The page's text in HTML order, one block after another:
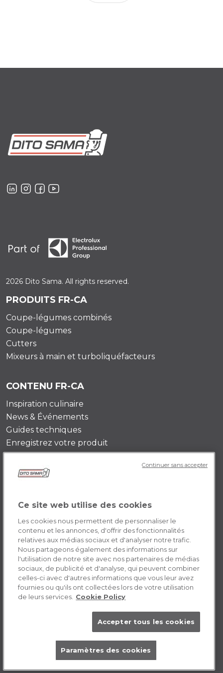
2026 Dito Sama. All rights reserved.
PRODUITS FR-CA
Coupe-légumes combinés
Coupe-légumes
Cutters
Mixeurs à main et turboliquéfacteurs
CONTENU FR-CA
Inspiration culinaire
News & Événements
Guides techniques
Enregistrez votre produit
DITO SAMA FR-CA
Mission
Contactez-nous
Opportunités de carrière
POLICY FR-CA
Conditions générales d’utilisation
Privacy Policy
Cookie
Ce site web utilise des cookies
Les cookies nous permettent de personnaliser le
contenu et les annonces, d'offrir des fonctionnalités
relatives aux médias sociaux et d'analyser notre trafic.
Nous partageons également des informations sur
l'utilisation de notre site avec nos partenaires de médias
sociaux, de publicité et d'analyse, qui peuvent combiner
celles-ci avec d'autres informations que vous leur avez
fournies ou qu'ils ont collectées lors de votre utilisation
de leurs services. Cookie Policy
Accepter tous les cookies
Paramètres des cookies
Continuer sans accepter